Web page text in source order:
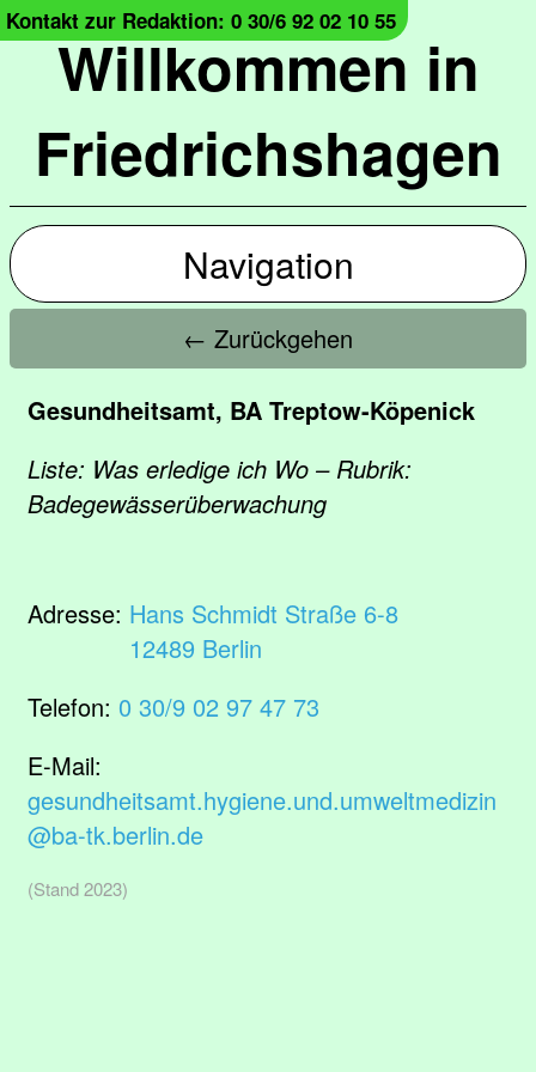
Willkommen in
Friedrichshagen
Kontakt zur Redaktion: 0 30/6 92 02 10 55
Navigation
← Zurückgehen
Gesundheitsamt, BA Treptow-Köpenick
Liste: Was erledige ich Wo – Rubrik:
Badegewässerüberwachung
Adresse: Hans Schmidt Straße 6-8
12489 Berlin
Telefon: 0 30/9 02 97 47 73
E-Mail:
gesundheitsamt.hygiene.und.umweltmedizin
@ba-tk.berlin.de
(Stand 2023)